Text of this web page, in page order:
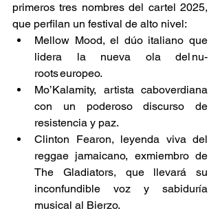
primeros tres nombres del cartel 2025,
que perfilan un festival de alto nivel:
Mellow Mood, el dúo italiano que
lidera la nueva ola del nu-
roots europeo.
Mo’Kalamity, artista caboverdiana
con un poderoso discurso de
resistencia y paz.
Clinton Fearon, leyenda viva del
reggae jamaicano, exmiembro de
The Gladiators, que llevará su
inconfundible voz y sabiduría
musical al Bierzo.